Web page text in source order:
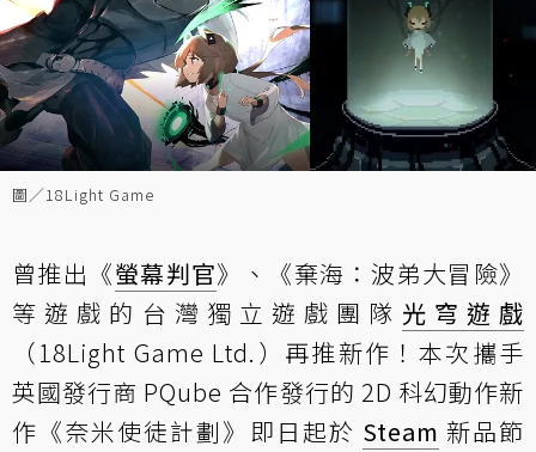
圖／18Light Game
曾推出《螢幕判官》、《棄海：波弟大冒險》
等遊戲的台灣獨立遊戲團隊 光穹遊戲
（18Light Game Ltd.）再推新作！本次攜手
英國發行商 PQube 合作發行的 2D 科幻動作新
作《奈米使徒計劃》即日起於 Steam 新品節